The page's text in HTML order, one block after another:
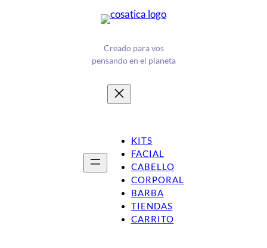
Creado para vos
pensando en el planeta
KITS
FACIAL
CABELLO
CORPORAL
BARBA
TIENDAS
CARRITO
¡Nuevo! Mascarilla ULTRAHUMECTANTE con Manteca de